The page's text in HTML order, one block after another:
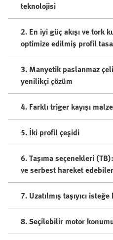
teknolojisi
2. En iyi güç akışı ve tork
optimize edilmiş profil
3. Manyetik paslanmaz
yenilikçi çözüm
4. Farklı triger kayışı
5. İki profil çeşidi
6. Taşıma seçenekleri
ve serbest hareket
7. Uzatılmış taşıyıcı
8. Seçilebilir motor